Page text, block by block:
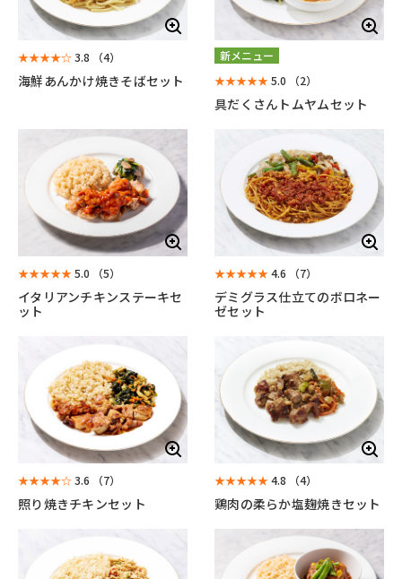
★★★★☆3.8 （4）
海鮮あんかけ焼きそばセット
新メニュー
★★★★★5.0 （2）
具だくさんトムヤムセット
★★★★★5.0 （5）
イタリアンチキンステーキセ
ット
★★★★★4.6 （7）
デミグラス仕立てのボロネー
ゼセット
★★★★☆3.6 （7）
照り焼きチキンセット
★★★★★4.8 （4）
鶏肉の柔らか塩麹焼きセット